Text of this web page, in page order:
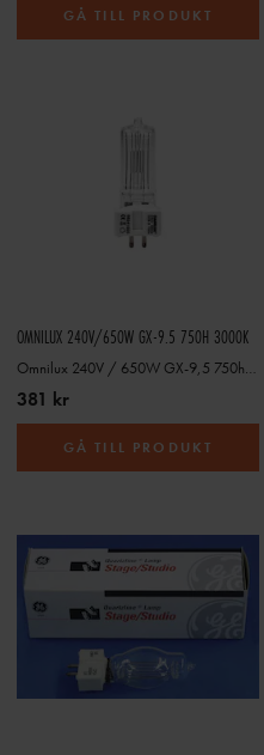
GÅ TILL PRODUKT
OMNILUX 240V/650W GX-9.5 750H 3000K
Omnilux 240V / 650W GX-9,5 750h 3000K
381 kr
GÅ TILL PRODUKT